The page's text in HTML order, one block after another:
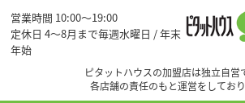
営業時間 10:00～19:00
定休日 4～8月まで毎週水曜日 / 年末
年始
ピタットハウスの加盟店は独立自営
各店舗の責任のもと運営をしており